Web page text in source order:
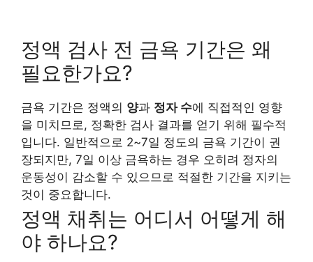
정액 검사 전 금욕 기간은 왜
필요한가요?
금욕 기간은 정액의 양과 정자 수에 직접적인 영향
을 미치므로, 정확한 검사 결과를 얻기 위해 필수적
입니다. 일반적으로 2~7일 정도의 금욕 기간이 권
장되지만, 7일 이상 금욕하는 경우 오히려 정자의
운동성이 감소할 수 있으므로 적절한 기간을 지키는
것이 중요합니다.
정액 채취는 어디서 어떻게 해
야 하나요?